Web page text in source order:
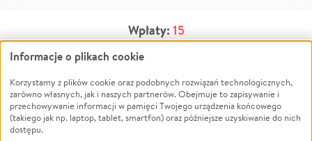
Wpłaty: 15
OSTATNIE
Marlena
20zł
Informacje o plikach cookie
Korzystamy z plików cookie oraz podobnych rozwiązań technologicznych,
zarówno własnych, jak i naszych partnerów. Obejmuje to zapisywanie i
przechowywanie informacji w pamięci Twojego urządzenia końcowego
(takiego jak np. laptop, tablet, smartfon) oraz późniejsze uzyskiwanie do nich
dostępu.